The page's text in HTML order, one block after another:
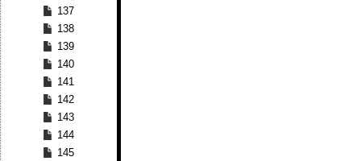
137
138
139
140
141
142
143
144
145